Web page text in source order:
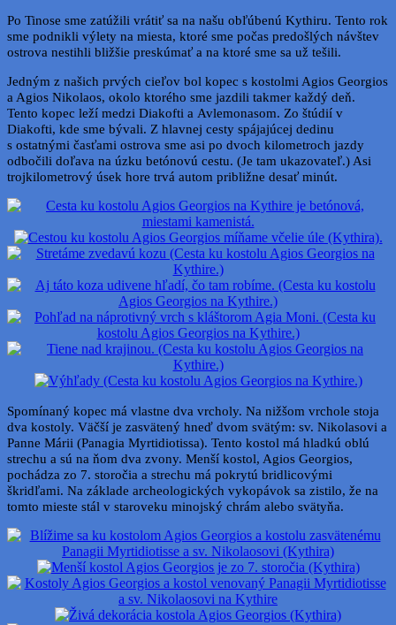
Po Tinose sme zatúžili vrátiť sa na našu obľúbenú Kythiru. Tento rok
sme podnikli výlety na miesta, ktoré sme počas predošlých návštev
ostrova nestihli bližšie preskúmať a na ktoré sme sa už tešili.
Jedným z našich prvých cieľov bol kopec s kostolmi Agios Georgios
a Agios Nikolaos, okolo ktorého sme jazdili takmer každý deň.
Tento kopec leží medzi Diakofti a Avlemonasom. Zo štúdií v
Diakofti, kde sme bývali. Z hlavnej cesty spájajúcej dedinu
s ostatnými časťami ostrova sme asi po dvoch kilometroch jazdy
odbočili doľava na úzku betónovú cestu. (Je tam ukazovateľ.) Asi
trojkilometrový úsek hore trvá autom približne desať minút.
Spomínaný kopec má vlastne dva vrcholy. Na nižšom vrchole stoja
dva kostoly. Väčší je zasvätený hneď dvom svätým: sv. Nikolasovi a
Panne Márii (Panagia Myrtidiotissa). Tento kostol má hladkú oblú
strechu a sú na ňom dva zvony. Menší kostol, Agios Georgios,
pochádza zo 7. storočia a strechu má pokrytú bridlicovými
škridľami. Na základe archeologických vykopávok sa zistilo, že na
tomto mieste stál v staroveku minojský chrám alebo svätyňa.